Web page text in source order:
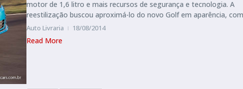
motor de 1,6 litro e mais recursos de segurança e tecnologia. A
reestilização buscou aproximá-lo do novo Golf em aparência,
Auto Livraria 18/08/2014
Read More